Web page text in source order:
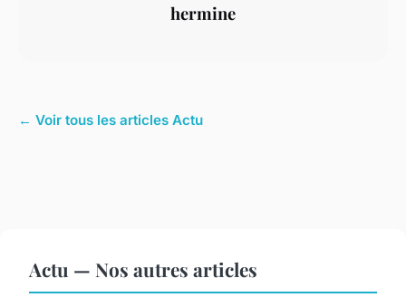
hermine
← Voir tous les articles Actu
Actu — Nos autres articles